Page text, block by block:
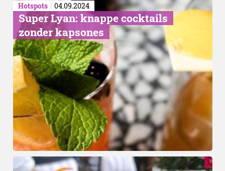
Hotspots 04.09.2024
Super Lyan: knappe cocktails
zonder kapsones